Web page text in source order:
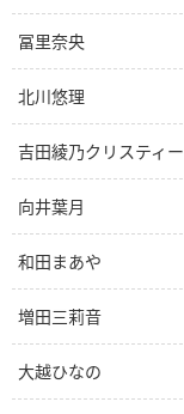
冨里奈央
北川悠理
吉田綾乃クリスティー
向井葉月
和田まあや
増田三莉音
大越ひなの